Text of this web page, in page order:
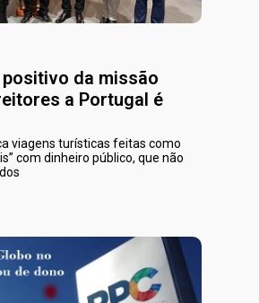
da missão
a Portugal é
viagens turísticas feitas como
com dinheiro público, que não